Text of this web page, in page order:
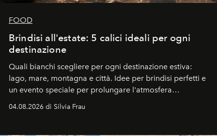
FOOD
Brindisi all'estate: 5 calici ideali per ogni
destinazione
Quali bianchi scegliere per ogni destinazione estiva:
lago, mare, montagna e città. Idee per brindisi perfetti e
un evento speciale per prolungare l'atmosfera
04.08.2026 di Silvia Frau